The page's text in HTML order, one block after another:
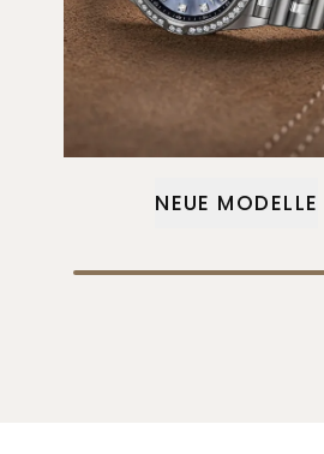
NEUE MODELLE